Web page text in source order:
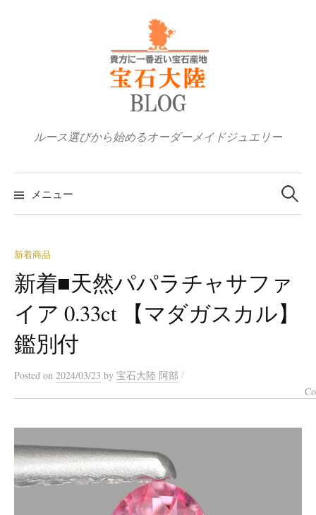
ルース選びから始めるオーダーメイドジュエリー
メニュー
検
索:
新着商品
新着■天然パパラチャサファ
イア 0.33ct 【マダガスカル】
鑑別付
Posted on 2024/03/23 by 宝石大陸 阿部 /